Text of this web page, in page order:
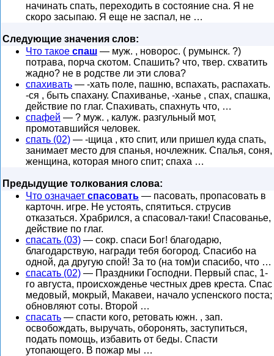
начинать спать, переходить в состояние сна. Я не
скоро засыпаю. Я еще не заспал, не …
Следующие значения слов:
Что такое спаш — муж. , новорос. ( румынск. ?)
потрава, порча скотом. Спашить? что, твер. схватить
жадно? не в родстве ли эти слова?
спахивать — -хать поле, пашню, вспахать, распахать.
-ся , быть спахану. Спахиванье, -ханье , спах, спашка,
действие по глаг. Спахивать, спахнуть что, …
спафей — ? муж. , калуж. разгульный мот,
промотавшийся человек.
спать (02) — -щица , кто спит, или пришел куда спать,
занимает место для спанья, ночлежник. Спалья, соня,
женщина, которая много спит; спаха …
Предыдущие толкования слова:
Что означает спасовать — пасовать, пропасовать в
карточн. игре. Не устоять, спятиться. струсив
отказаться. Храбрился, а спасовал-таки! Спасованье,
действие по глаг.
спасать (03) — сокр. спаси Бог! благодарю,
благодарствую, награди тебя богород. Спасибо на
одной, да другую спой! За то (на том)и спасибо, что …
спасать (02) — Праздники Господни. Первый спас, 1-
го августа, происхожденье честных древ креста. Спас
медовый, мокрый, Макавеи, начало успенского поста;
обновляют соты. Второй …
спасать — спасти кого, ретовать южн. , зап.
освобождать, выручать, оборонять, заступиться,
подать помощь, избавить от беды. Спасти
утопающего. В пожар мы …